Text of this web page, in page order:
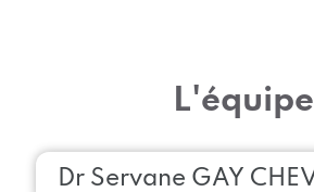
L'équipe
Dr Servane GAY